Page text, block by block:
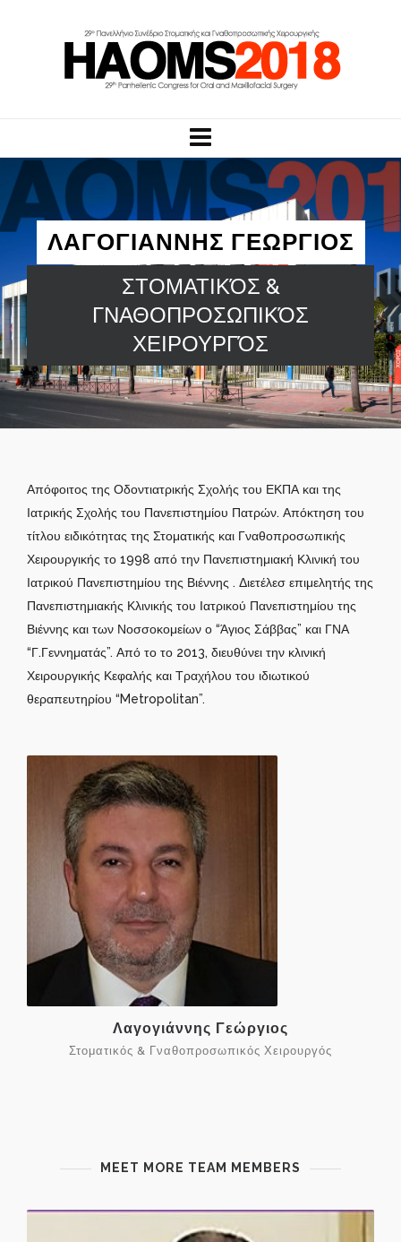
ΛΑΓΟΓΙΑΝΝΗΣ ΓΕΩΡΓΙΟΣ
ΣΤΟΜΑΤΙΚΌΣ &
ΓΝΑΘΟΠΡΟΣΩΠΙΚΌΣ
ΧΕΙΡΟΥΡΓΌΣ
Απόφοιτος της Οδοντιατρικής Σχολής του ΕΚΠΑ και της
Ιατρικής Σχολής του Πανεπιστημίου Πατρών. Απόκτηση του
τίτλου ειδικότητας της Στοματικής και Γναθοπροσωπικής
Χειρουργικής το 1998 από την Πανεπιστημιακή Κλινική του
Ιατρικού Πανεπιστημίου της Βιέννης . Διετέλεσ επιμελητής της
Πανεπιστημιακής Κλινικής του Ιατρικού Πανεπιστημίου της
Βιέννης και των Νοσσοκομείων ο “Άγιος Σάββας” και ΓΝΑ
“Γ.Γεννηματάς”. Από το το 2013, διευθύνει την κλινική
Χειρουργικής Κεφαλής και Τραχήλου του ιδιωτικού
θεραπευτηρίου “Metropolitan”.
Λαγογιάννης Γεώργιος
Στοματικός & Γναθοπροσωπικός Χειρουργός
MEET MORE TEAM MEMBERS